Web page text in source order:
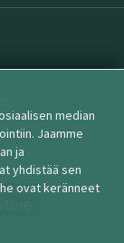
median
Jaamme
ja
yhdistää sen
ovat keränneet